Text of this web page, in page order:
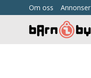
Om oss Annonser